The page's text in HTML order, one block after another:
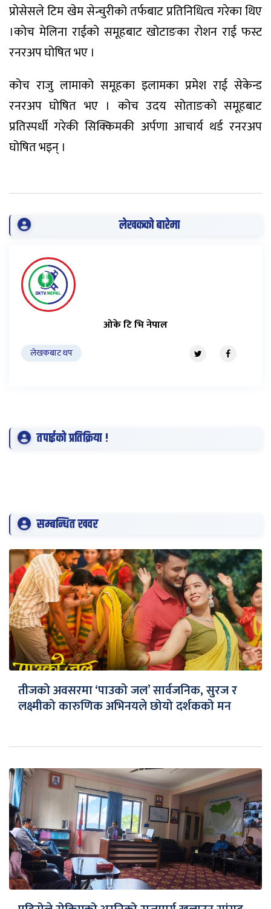
प्राेसेसले टिम खेम सेन्चुरीको तर्फबाट प्रतिनिधित्व गरेका थिए
।कोच मेलिना राईको समूहबाट खोटाङका रोशन राई फस्ट
रनरअप घोषित भए ।
कोच राजु लामाको समूहका इलामका प्रमेश राई सेकेन्ड
रनरअप घोषित भए । कोच उदय सोताङको समूहबाट
प्रतिस्पर्धी गरेकी सिक्किमकी अर्पणा आचार्य थर्ड रनरअप
घोषित भइन् ।
लेखकको बारेमा
ओके टि भि नेपाल
लेखकबाट थप
तपाईको प्रतिक्रिया !
सम्बन्धित खवर
तीजको अवसरमा ‘पाउको जल’ सार्वजनिक, सुरज र
लक्ष्मीको कारुणिक अभिनयले छोयो दर्शकको मन